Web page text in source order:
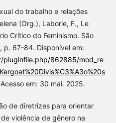
do trabalho e relações
(Org.), Laborie, F., Le
Crítico do Feminismo. São
p. 67-84. Disponível em:
pluginfile.php/862885/mod_re
em: 30 mai. 2025.
de diretrizes para orientar
violência de gênero na